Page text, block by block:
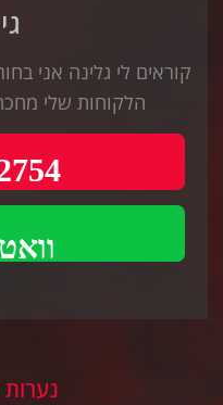
קוראים לי גלינה אני
הלקוחות שלי
נערות